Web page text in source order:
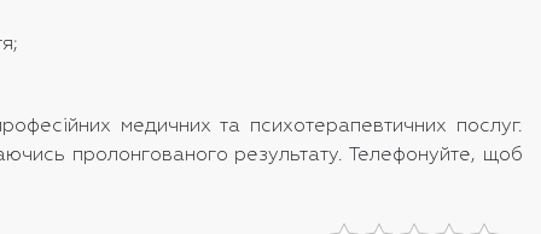
медичних та психотерапевтичних послуг.
пролонгованого результату. Телефонуйте, щоб